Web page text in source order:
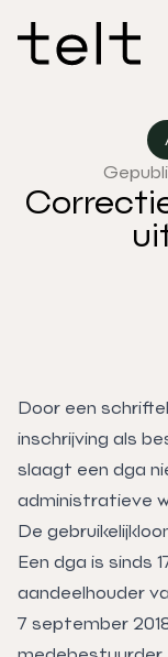
Door een
inschrijving als
slaagt een dga
administratieve
De
Een dga is sinds
aandeelhouder
7 september